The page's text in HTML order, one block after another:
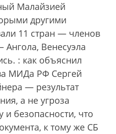
Малайзией
другими
11 стран — членов
Венесуэла
: как объяснил
МИДа РФ Сергей
— результат
а не угроза
безопасности, что
к тому же СБ